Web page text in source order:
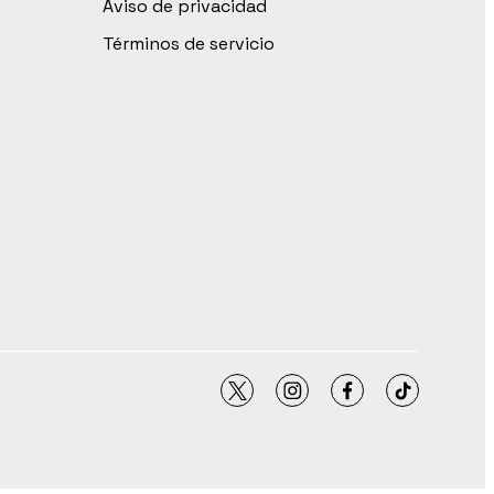
Aviso de privacidad
Términos de servicio
twitterinstagram
facebooktiktok